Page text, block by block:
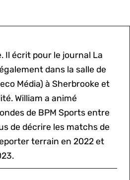
Il écrit pour le journal La
dans la salle de
Média) à Sherbrooke et
William a animé
de BPM Sports entre
de décrire les matchs de
terrain en 2022 et